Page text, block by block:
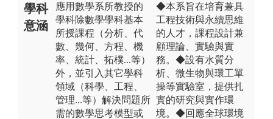
學科
意涵
應用數學系所教授的
學科除數學學科基本
所授課程（分析、代
數、幾何、方程、機
率、統計、拓樸...等）
外，並引入其它學科
領域（科學、工程、
管理...等）解決問題所
需的數學思考模型或
◆本系旨在培育兼具
工程技術與永續思維
的人才，課程設計兼
顧理論、實驗與實
務。◆設有水質分
析、微生物與環工單
操等實驗室，提供扎
實的研究與實作環
境。◆回應全球環境